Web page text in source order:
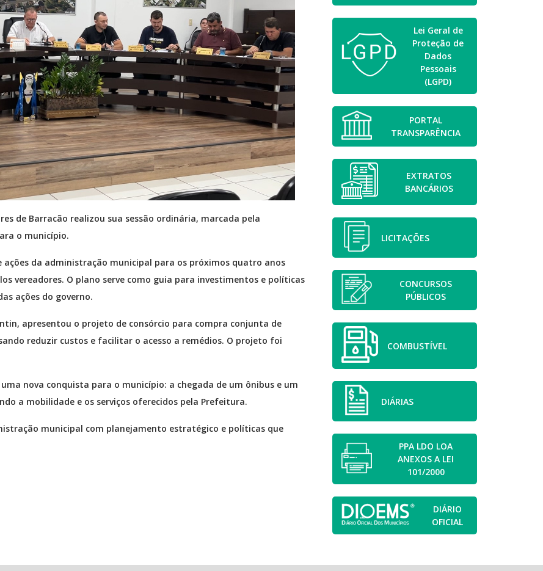
de Barracão realizou sua sessão ordinária, marcada pela
o município.
ações da administração municipal para os próximos quatro anos
vereadores. O plano serve como guia para investimentos e políticas
ações do governo.
apresentou o projeto de consórcio para compra conjunta de
reduzir custos e facilitar o acesso a remédios. O projeto foi
nova conquista para o município: a chegada de um ônibus e um
a mobilidade e os serviços oferecidos pela Prefeitura.
municipal com planejamento estratégico e políticas que
Lei Geral de
Proteção de
Dados
Pessoais
(LGPD)
PORTAL
TRANSPARÊNCIA
EXTRATOS
BANCÁRIOS
LICITAÇÕES
CONCURSOS
PÚBLICOS
COMBUSTÍVEL
DIÁRIAS
PPA LDO LOA
ANEXOS A LEI
101/2000
DIÁRIO
OFICIAL